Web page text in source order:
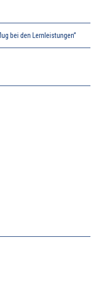
bei den Lernleistungen”